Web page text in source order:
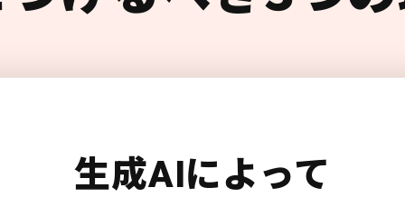
生成AIによって